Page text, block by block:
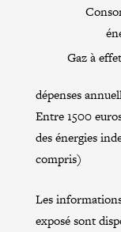
Gaz à
dépenses
Entre 1500
des énergies
compris)
Les
exposé sont